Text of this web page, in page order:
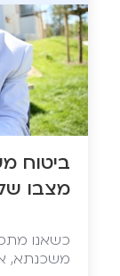
ביטוח
מצבו
כשאנו
משכנתא,